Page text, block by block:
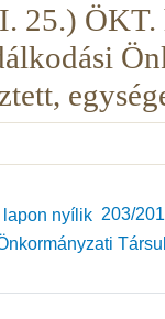
25.) ÖKT.
203/